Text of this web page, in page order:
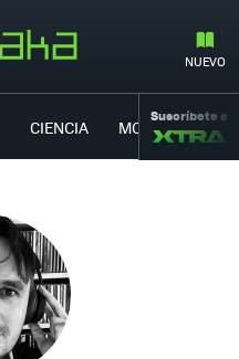
NUEVO
CIENCIA MOVILIDAD
Suscríbete a